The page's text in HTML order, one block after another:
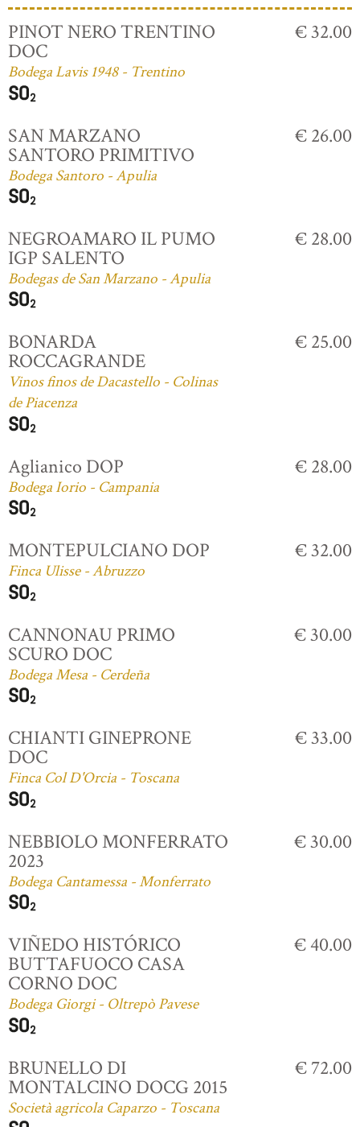
PINOT NERO TRENTINO
DOC
Bodega Lavis 1948 - Trentino
€ 32.00
SAN MARZANO
SANTORO PRIMITIVO
Bodega Santoro - Apulia
€ 26.00
NEGROAMARO IL PUMO
IGP SALENTO
Bodegas de San Marzano - Apulia
€ 28.00
BONARDA
ROCCAGRANDE
Vinos finos de Dacastello - Colinas
de Piacenza
€ 25.00
Aglianico DOP
Bodega Iorio - Campania
€ 28.00
MONTEPULCIANO DOP
Finca Ulisse - Abruzzo
€ 32.00
CANNONAU PRIMO
SCURO DOC
Bodega Mesa - Cerdeña
€ 30.00
CHIANTI GINEPRONE
DOC
Finca Col D'Orcia - Toscana
€ 33.00
NEBBIOLO MONFERRATO
2023
Bodega Cantamessa - Monferrato
€ 30.00
VIÑEDO HISTÓRICO
BUTTAFUOCO CASA
CORNO DOC
Bodega Giorgi - Oltrepò Pavese
€ 40.00
BRUNELLO DI
MONTALCINO DOCG 2015
Società agricola Caparzo - Toscana
€ 72.00